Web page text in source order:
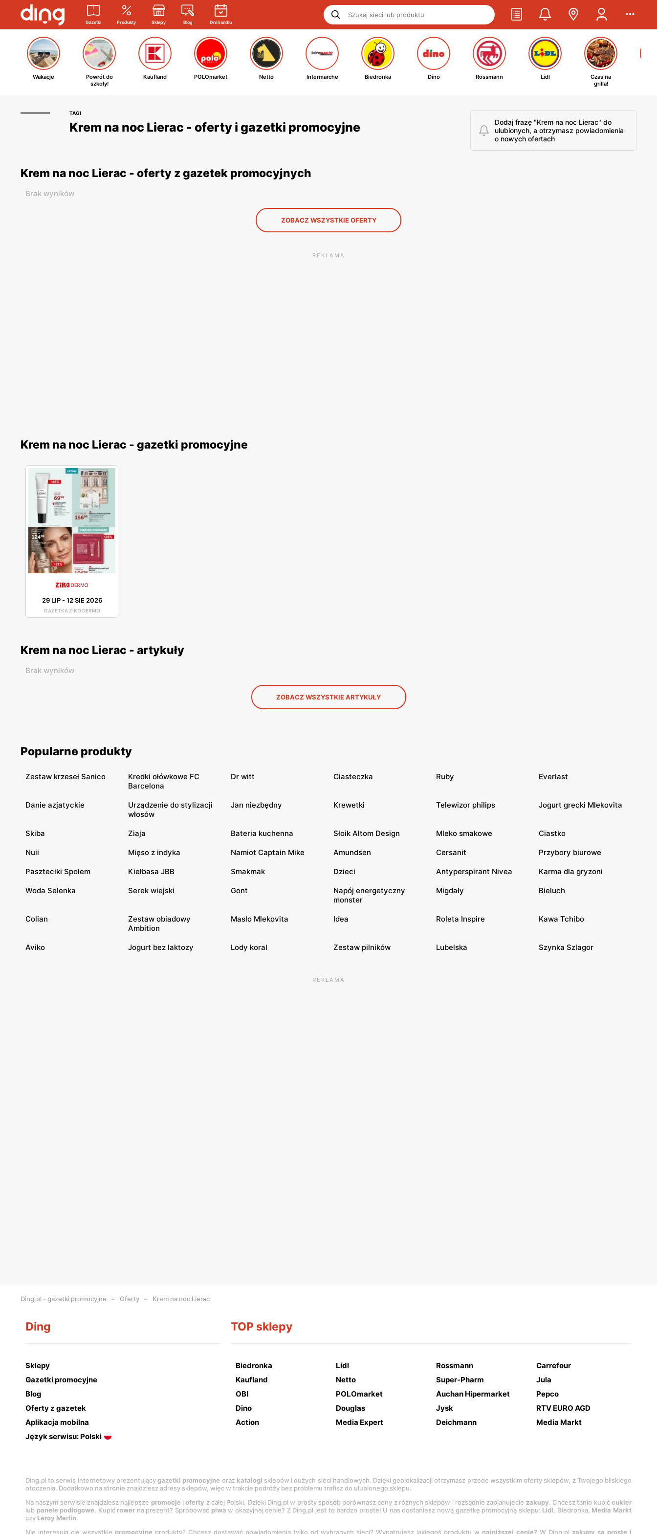
Gazetki Produkty Sklepy Blog Dni handlu
Wakacje
Powrót do
szkoły!
Kaufland POLOmarket Netto Intermarche Biedronka Dino Rossmann Lidl
Czas na
grilla!
TAGI
Krem na noc Lierac - oferty i gazetki promocyjne
Dodaj frazę "Krem na noc Lierac" do
ulubionych, a otrzymasz powiadomienia
o nowych ofertach
Krem na noc Lierac - oferty z gazetek promocyjnych
Brak wyników
ZOBACZ WSZYSTKIE OFERTY
REKLAMA
Krem na noc Lierac - gazetki promocyjne
29 LIP-12 SIE 2026
GAZETKA ZIKO DERMO
Krem na noc Lierac - artykuły
Brak wyników
ZOBACZ WSZYSTKIE ARTYKUŁY
Popularne produkty
Zestaw krzeseł Sanico
Kredki ołówkowe FC
Barcelona
Dr witt Ciasteczka Ruby Everlast
Danie azjatyckie
Urządzenie do stylizacji
włosów
Jan niezbędny Krewetki Telewizor philips Jogurt grecki Mlekovita
Skiba Ziaja Bateria kuchenna Słoik Altom Design Mleko smakowe Ciastko
Nuii Mięso z indyka Namiot Captain Mike Amundsen Cersanit Przybory biurowe
Paszteciki Społem Kiełbasa JBB Smakmak Dzieci Antyperspirant Nivea Karma dla gryzoni
Woda Selenka Serek wiejski Gont
Napój energetyczny
monster
Migdały Bieluch
Colian
Zestaw obiadowy
Ambition
Masło Mlekovita Idea Roleta Inspire Kawa Tchibo
Aviko Jogurt bez laktozy Lody koral Zestaw pilników Lubelska Szynka Szlagor
REKLAMA
Ding.pl - gazetki promocyjne Oferty Krem na noc Lierac
Ding
Sklepy
Gazetki promocyjne
Blog
Oferty z gazetek
Aplikacja mobilna
Język serwisu: Polski
TOP sklepy
Biedronka Lidl Rossmann
Carrefour
Kaufland
Netto Super-Pharm
Jula
OBI
POLOmarket Auchan Hipermarket
Pepco
Dino
Douglas Jysk
RTV EURO AGD
Action
Media Expert Deichmann Media Markt
Ding.pl to serwis internetowy prezentującygazetki promocyjne oraz katalogi sklepów i dużych sieci handlowych. Dzięki geolokalizacji otrzymasz przede wszystkim oferty sklepów, z Twojego bliskiego
otoczenia. Dodatkowo na stronie znajdziesz adresy sklepów, więc w trakcie podróży bez problemu trafisz do ulubionego sklepu.
Na naszym serwisie znajdziesz najlepsze promocje ioferty z całej Polski. Dzięki Ding.pl w prosty sposób porównasz ceny z różnych sklepów i rozsądnie zaplanujecie zakupy. Chcesz tanio kupićcukier
lub panele podłogowe. Kupić rower na prezent? Spróbować piwa w okazyjnej cenie? Z Ding.pl jest to bardzo proste! U nas dostaniesz nową gazetkę promocyjną sklepu: Lidl, Biedronka, Media Markt
czy Leroy Merlin.
Nie interesują cię wszystkie promocyjne produkty? Chcesz dostawać powiadomienia tylko od wybranych sieci? Wypatrujesz jakiegoś produktu w najniższej cenie? W Ding.pl zakupy są proste i